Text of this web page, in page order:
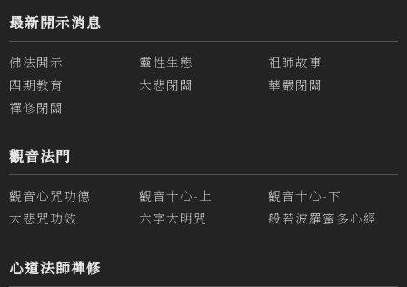
最新開示消息
佛法開示 靈性生態
祖師故事
四期教育
大悲閉關
華嚴閉關
禪修閉關
觀音法門
觀音心咒功德 觀音十心-上
觀音十心-下
大悲咒功效
六字大明咒 般若波羅蜜多心經
心道法師禪修